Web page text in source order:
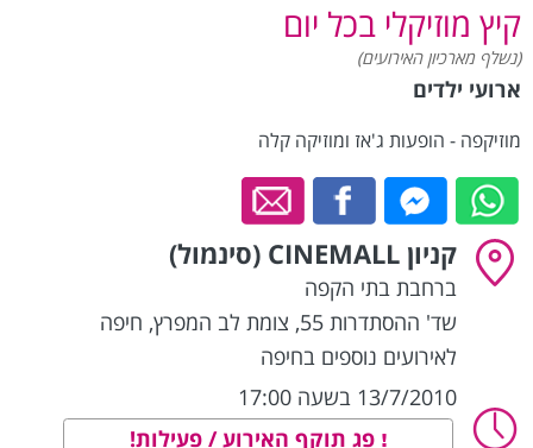
קיץ מוזיקלי בכל יום
(נשלף מארכיון האירועים)
ארועי ילדים
מוזיקפה - הופעות ג'אז ומוזיקה קלה
קניון CINEMALL (סינמול)
ברחבת בתי הקפה
שד' ההסתדרות 55, צומת לב המפרץ
, חיפה
לאירועים נוספים בחיפה
13/7/2010 בשעה 17:00
פג תוקף האירוע / פעילות!